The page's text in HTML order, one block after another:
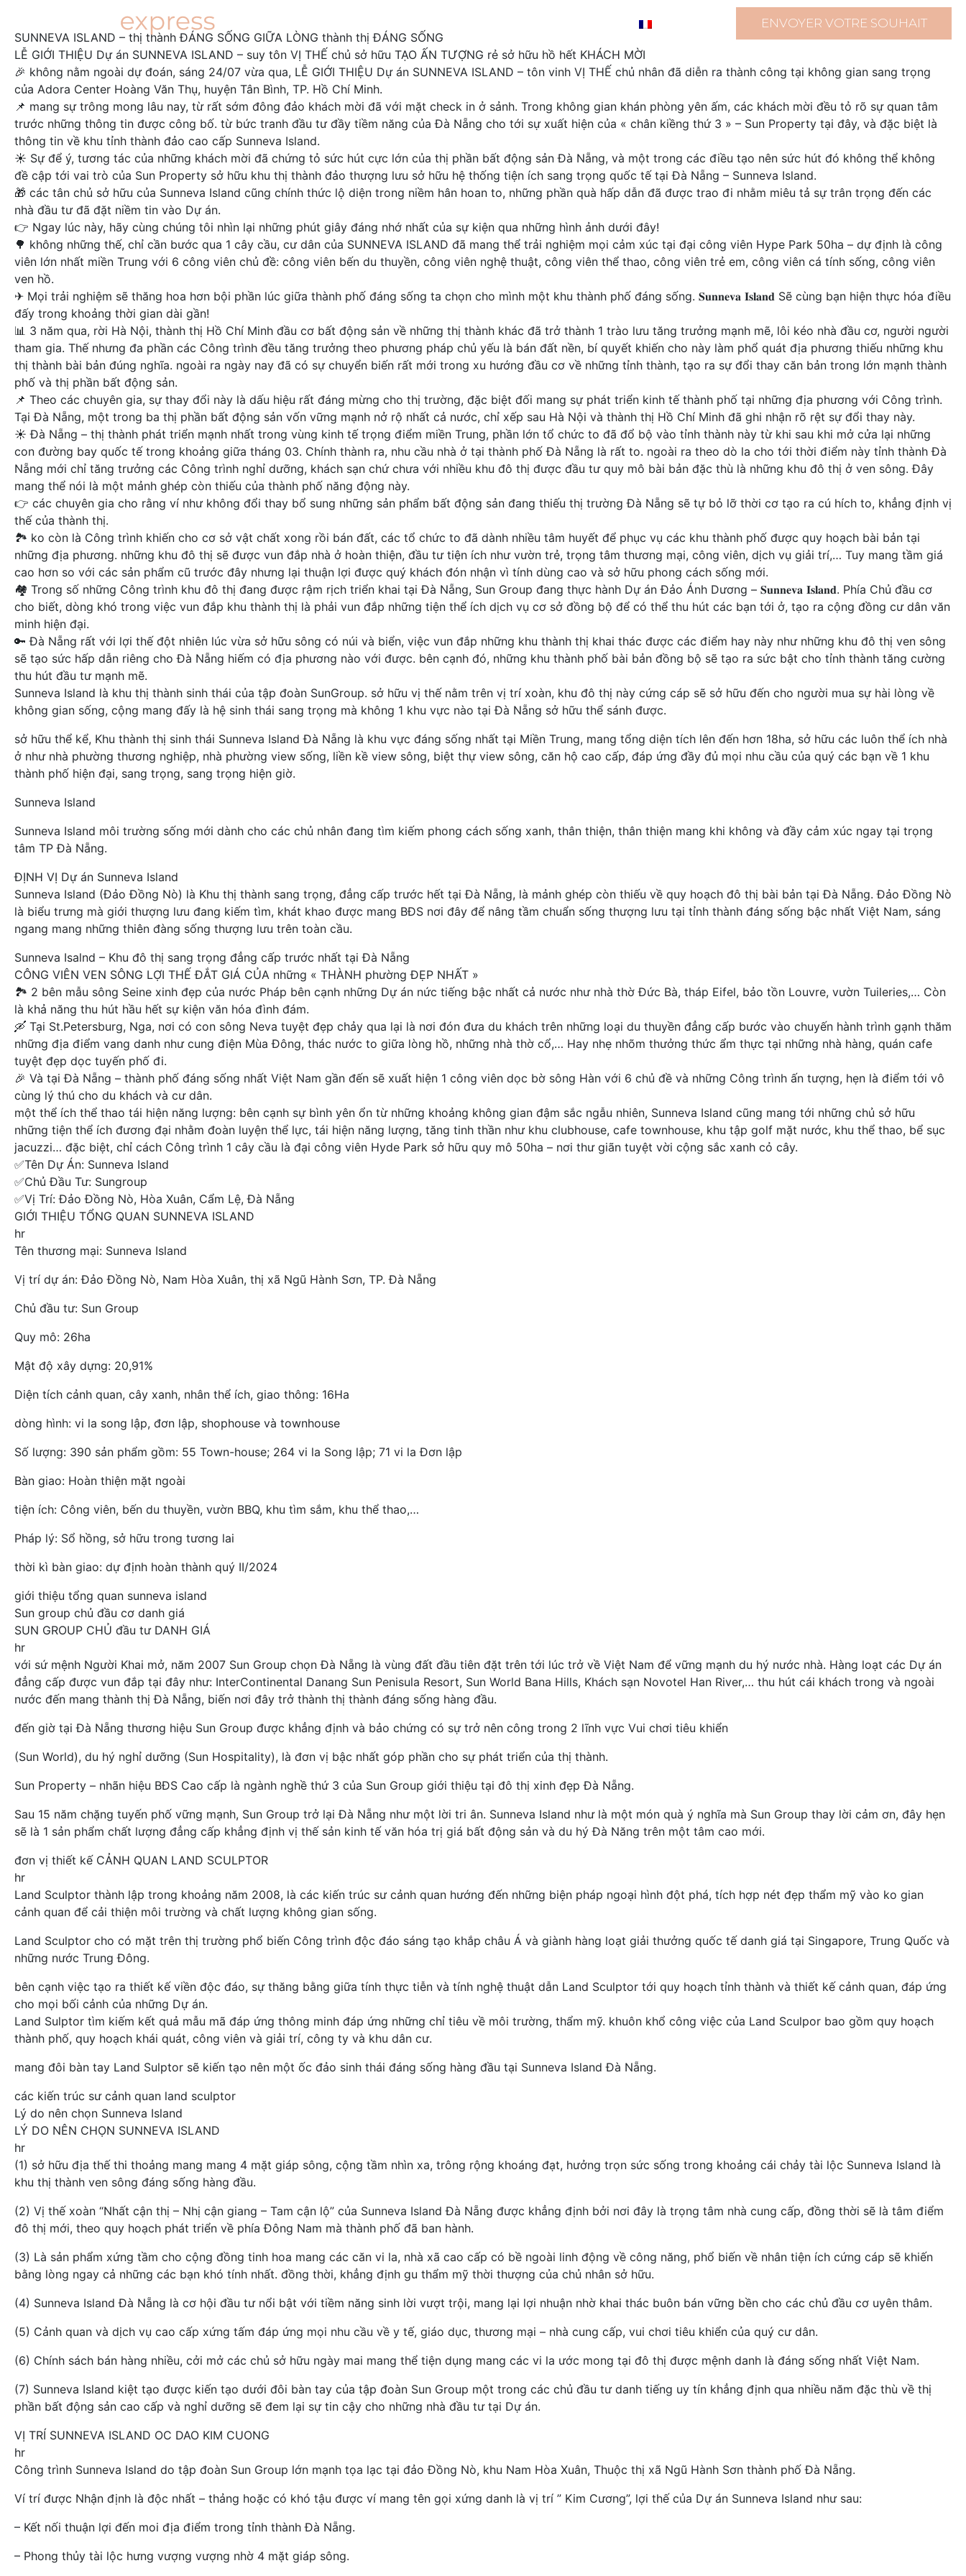
ENVOYER VOTRE SOUHAIT
SUNNEVA ISLAND – thị thành ĐÁNG SỐNG GIỮA LÒNG thành thị ĐÁNG SỐNG
LỄ GIỚI THIỆU Dự án SUNNEVA ISLAND – suy tôn VỊ THẾ chủ sở hữu TẠO ẤN TƯỢNG rẻ sở hữu hồ hết KHÁCH MỜI
️🎉 không nằm ngoài dự đoán, sáng 24/07 vừa qua, LỄ GIỚI THIỆU Dự án SUNNEVA ISLAND – tôn vinh VỊ THẾ chủ nhân đã diễn ra thành công tại không gian sang trọng
của Adora Center Hoàng Văn Thụ, huyện Tân Bình, TP. Hồ Chí Minh.
📌 mang sự trông mong lâu nay, từ rất sớm đông đảo khách mời đã với mặt check in ở sảnh. Trong không gian khán phòng yên ấm, các khách mời đều tỏ rõ sự quan tâm
trước những thông tin được công bố. từ bức tranh đầu tư đầy tiềm năng của Đà Nẵng cho tới sự xuất hiện của « chân kiềng thứ 3 » – Sun Property tại đây, và đặc biệt là
thông tin về khu tỉnh thành đảo cao cấp Sunneva Island.
☀️ Sự để ý, tương tác của những khách mời đã chứng tỏ sức hút cực lớn của thị phần bất động sản Đà Nẵng, và một trong các điều tạo nên sức hút đó không thể không
đề cập tới vai trò của Sun Property sở hữu khu thị thành đảo thượng lưu sở hữu hệ thống tiện ích sang trọng quốc tế tại Đà Nẵng – Sunneva Island.
🎁 các tân chủ sở hữu của Sunneva Island cũng chính thức lộ diện trong niềm hân hoan to, những phần quà hấp dẫn đã được trao đi nhằm miêu tả sự trân trọng đến các
nhà đầu tư đã đặt niềm tin vào Dự án.
👉 Ngay lúc này, hãy cùng chúng tôi nhìn lại những phút giây đáng nhớ nhất của sự kiện qua những hình ảnh dưới đây!
🌳 không những thế, chỉ cần bước qua 1 cây cầu, cư dân của SUNNEVA ISLAND đã mang thể trải nghiệm mọi cảm xúc tại đại công viên Hype Park 50ha – dự định là công
viên lớn nhất miền Trung với 6 công viên chủ đề: công viên bến du thuyền, công viên nghệ thuật, công viên thể thao, công viên trẻ em, công viên cá tính sống, công viên
ven hồ.
✈ Mọi trải nghiệm sẽ thăng hoa hơn bội phần lúc giữa thành phố đáng sống ta chọn cho mình một khu thành phố đáng sống. 𝐒𝐮𝐧𝐧𝐞𝐯𝐚 𝐈𝐬𝐥𝐚𝐧𝐝 Sẽ cùng bạn hiện thực hóa điều
đấy trong khoảng thời gian dài gần!
📊 3 năm qua, rời Hà Nội, thành thị Hồ Chí Minh đầu cơ bất động sản về những thị thành khác đã trở thành 1 trào lưu tăng trưởng mạnh mẽ, lôi kéo nhà đầu cơ, người người
tham gia. Thế nhưng đa phần các Công trình đều tăng trưởng theo phương pháp chủ yếu là bán đất nền, bí quyết khiến cho này làm phổ quát địa phương thiếu những khu
thị thành bài bản đúng nghĩa. ngoài ra ngày nay đã có sự chuyển biến rất mới trong xu hướng đầu cơ về những tỉnh thành, tạo ra sự đổi thay căn bản trong lớn mạnh thành
phố và thị phần bất động sản.
📌 Theo các chuyên gia, sự thay đổi này là dấu hiệu rất đáng mừng cho thị trường, đặc biệt đối mang sự phát triển kinh tế thành phố tại những địa phương với Công trình.
Tại Đà Nẵng, một trong ba thị phần bất động sản vốn vững mạnh nở rộ nhất cả nước, chỉ xếp sau Hà Nội và thành thị Hồ Chí Minh đã ghi nhận rõ rệt sự đổi thay này.
☀️ Đà Nẵng – thị thành phát triển mạnh nhất trong vùng kinh tế trọng điểm miền Trung, phần lớn tổ chức to đã đổ bộ vào tỉnh thành này từ khi sau khi mở cửa lại những
con đường bay quốc tế trong khoảng giữa tháng 03. Chính thành ra, nhu cầu nhà ở tại thành phố Đà Nẵng là rất to. ngoài ra theo dò la cho tới thời điểm này tỉnh thành Đà
Nẵng mới chỉ tăng trưởng các Công trình nghỉ dưỡng, khách sạn chứ chưa với nhiều khu đô thị được đầu tư quy mô bài bản đặc thù là những khu đô thị ở ven sông. Đây
mang thể nói là một mảnh ghép còn thiếu của thành phố năng động này.
👉 các chuyên gia cho rằng ví như không đổi thay bổ sung những sản phẩm bất động sản đang thiếu thị trường Đà Nẵng sẽ tự bỏ lỡ thời cơ tạo ra cú hích to, khẳng định vị
thế của thành thị.
🏞 ko còn là Công trình khiến cho cơ sở vật chất xong rồi bán đất, các tổ chức to đã dành nhiều tâm huyết để phục vụ các khu thành phố được quy hoạch bài bản tại
những địa phương. những khu đô thị sẽ được vun đắp nhà ở hoàn thiện, đầu tư tiện ích như vườn trẻ, trọng tâm thương mại, công viên, dịch vụ giải trí,… Tuy mang tầm giá
cao hơn so với các sản phẩm cũ trước đây nhưng lại thuận lợi được quý khách đón nhận vì tính dùng cao và sở hữu phong cách sống mới.
🏘 Trong số những Công trình khu đô thị đang được rậm rịch triển khai tại Đà Nẵng, Sun Group đang thực hành Dự án Đảo Ánh Dương – 𝐒𝐮𝐧𝐧𝐞𝐯𝐚 𝐈𝐬𝐥𝐚𝐧𝐝. Phía Chủ đầu cơ
cho biết, dòng khó trong việc vun đắp khu thành thị là phải vun đắp những tiện thể ích dịch vụ cơ sở đồng bộ để có thể thu hút các bạn tới ở, tạo ra cộng đồng cư dân văn
minh hiện đại.
🔑 Đà Nẵng rất với lợi thế đột nhiên lúc vừa sở hữu sông có núi và biển, việc vun đắp những khu thành thị khai thác được các điểm hay này như những khu đô thị ven sông
sẽ tạo sức hấp dẫn riêng cho Đà Nẵng hiếm có địa phương nào với được. bên cạnh đó, những khu thành phố bài bản đồng bộ sẽ tạo ra sức bật cho tỉnh thành tăng cường
thu hút đầu tư mạnh mẽ.
Sunneva Island là khu thị thành sinh thái của tập đoàn SunGroup. sở hữu vị thế nằm trên vị trí xoàn, khu đô thị này cứng cáp sẽ sở hữu đến cho người mua sự hài lòng về
không gian sống, cộng mang đấy là hệ sinh thái sang trọng mà không 1 khu vực nào tại Đà Nẵng sở hữu thể sánh được.
sở hữu thể kể, Khu thành thị sinh thái Sunneva Island Đà Nẵng là khu vực đáng sống nhất tại Miền Trung, mang tổng diện tích lên đến hơn 18ha, sở hữu các luôn thể ích nhà
ở như nhà phường thương nghiệp, nhà phường view sống, liền kề view sông, biệt thự view sông, căn hộ cao cấp, đáp ứng đầy đủ mọi nhu cầu của quý các bạn về 1 khu
thành phố hiện đại, sang trọng, sang trọng hiện giờ.
Sunneva Island
Sunneva Island môi trường sống mới dành cho các chủ nhân đang tìm kiếm phong cách sống xanh, thân thiện, thân thiện mang khi không và đầy cảm xúc ngay tại trọng
tâm TP Đà Nẵng.
ĐỊNH VỊ Dự án Sunneva Island
Sunneva Island (Đảo Đồng Nò) là Khu thị thành sang trọng, đẳng cấp trước hết tại Đà Nẵng, là mảnh ghép còn thiếu về quy hoạch đô thị bài bản tại Đà Nẵng. Đảo Đồng Nò
là biểu trưng mà giới thượng lưu đang kiếm tìm, khát khao được mang BĐS nơi đây để nâng tầm chuẩn sống thượng lưu tại tỉnh thành đáng sống bậc nhất Việt Nam, sáng
ngang mang những thiên đàng sống thượng lưu trên toàn cầu.
Sunneva Isalnd – Khu đô thị sang trọng đẳng cấp trước nhất tại Đà Nẵng
CÔNG VIÊN VEN SÔNG LỢI THẾ ĐẮT GIÁ CỦA những « THÀNH phường ĐẸP NHẤT »
🏞 2 bên mẫu sông Seine xinh đẹp của nước Pháp bên cạnh những Dự án nức tiếng bậc nhất cả nước như nhà thờ Đức Bà, tháp Eifel, bảo tồn Louvre, vườn Tuileries,… Còn
là khả năng thu hút hầu hết sự kiện văn hóa đình đám.
🛶 Tại St.Petersburg, Nga, nơi có con sông Neva tuyệt đẹp chảy qua lại là nơi đón đưa du khách trên những loại du thuyền đẳng cấp bước vào chuyến hành trình gạnh thăm
những địa điểm vang danh như cung điện Mùa Đông, thác nước to giữa lòng hồ, những nhà thờ cổ,… Hay nhẹ nhõm thưởng thức ẩm thực tại những nhà hàng, quán cafe
tuyệt đẹp dọc tuyến phố đi.
️🎉 Và tại Đà Nẵng – thành phố đáng sống nhất Việt Nam gần đến sẽ xuất hiện 1 công viên dọc bờ sông Hàn với 6 chủ đề và những Công trình ấn tượng, hẹn là điểm tới vô
cùng lý thú cho du khách và cư dân.
một thể ích thể thao tái hiện năng lượng: bên cạnh sự bình yên ổn từ những khoảng không gian đậm sắc ngẫu nhiên, Sunneva Island cũng mang tới những chủ sở hữu
những tiện thể ích đương đại nhằm đoàn luyện thể lực, tái hiện năng lượng, tăng tinh thần như khu clubhouse, cafe townhouse, khu tập golf mặt nước, khu thể thao, bể sục
jacuzzi… đặc biệt, chỉ cách Công trình 1 cây cầu là đại công viên Hyde Park sở hữu quy mô 50ha – nơi thư giãn tuyệt vời cộng sắc xanh cỏ cây.
✅Tên Dự Án: Sunneva Island
✅Chủ Đầu Tư: Sungroup
✅Vị Trí: Đảo Đồng Nò, Hòa Xuân, Cẩm Lệ, Đà Nẵng
GIỚI THIỆU TỔNG QUAN SUNNEVA ISLAND
hr
Tên thương mại: Sunneva Island
Vị trí dự án: Đảo Đồng Nò, Nam Hòa Xuân, thị xã Ngũ Hành Sơn, TP. Đà Nẵng
Chủ đầu tư: Sun Group
Quy mô: 26ha
Mật độ xây dựng: 20,91%
Diện tích cảnh quan, cây xanh, nhân thể ích, giao thông: 16Ha
dòng hình: vi la song lập, đơn lập, shophouse và townhouse
Số lượng: 390 sản phẩm gồm: 55 Town-house; 264 vi la Song lập; 71 vi la Đơn lập
Bàn giao: Hoàn thiện mặt ngoài
tiện ích: Công viên, bến du thuyền, vườn BBQ, khu tìm sắm, khu thể thao,…
Pháp lý: Sổ hồng, sở hữu trong tương lai
thời kì bàn giao: dự định hoàn thành quý II/2024
giới thiệu tổng quan sunneva island
Sun group chủ đầu cơ danh giá
SUN GROUP CHỦ đầu tư DANH GIÁ
hr
với sứ mệnh Người Khai mở, năm 2007 Sun Group chọn Đà Nẵng là vùng đất đầu tiên đặt trên tới lúc trở về Việt Nam để vững mạnh du hý nước nhà. Hàng loạt các Dự án
đẳng cấp được vun đắp tại đây như: InterContinental Danang Sun Penisula Resort, Sun World Bana Hills, Khách sạn Novotel Han River,… thu hút cái khách trong và ngoài
nước đến mang thành thị Đà Nẵng, biến nơi đây trở thành thị thành đáng sống hàng đầu.
đến giờ tại Đà Nẵng thương hiệu Sun Group được khẳng định và bảo chứng có sự trở nên công trong 2 lĩnh vực Vui chơi tiêu khiển
(Sun World), du hý nghỉ dưỡng (Sun Hospitality), là đơn vị bậc nhất góp phần cho sự phát triển của thị thành.
Sun Property – nhãn hiệu BĐS Cao cấp là ngành nghề thứ 3 của Sun Group giới thiệu tại đô thị xinh đẹp Đà Nẵng.
Sau 15 năm chặng tuyến phố vững mạnh, Sun Group trở lại Đà Nẵng như một lời tri ân. Sunneva Island như là một món quà ý nghĩa mà Sun Group thay lời cảm ơn, đây hẹn
sẽ là 1 sản phẩm chất lượng đẳng cấp khẳng định vị thế sản kinh tế văn hóa trị giá bất động sản và du hý Đà Năng trên một tâm cao mới.
đơn vị thiết kế CẢNH QUAN LAND SCULPTOR
hr
Land Sculptor thành lập trong khoảng năm 2008, là các kiến trúc sư cảnh quan hướng đến những biện pháp ngoại hình đột phá, tích hợp nét đẹp thẩm mỹ vào ko gian
cảnh quan để cải thiện môi trường và chất lượng không gian sống.
Land Sculptor cho có mặt trên thị trường phổ biến Công trình độc đáo sáng tạo khắp châu Á và giành hàng loạt giải thưởng quốc tế danh giá tại Singapore, Trung Quốc và
những nước Trung Đông.
bên cạnh việc tạo ra thiết kế viền độc đáo, sự thăng bằng giữa tính thực tiễn và tính nghệ thuật dẫn Land Sculptor tới quy hoạch tỉnh thành và thiết kế cảnh quan, đáp ứng
cho mọi bối cảnh của những Dự án.
Land Sulptor tìm kiếm kết quả mẫu mã đáp ứng thông minh đáp ứng những chỉ tiêu về môi trường, thẩm mỹ. khuôn khổ công việc của Land Sculpor bao gồm quy hoạch
thành phố, quy hoạch khái quát, công viên và giải trí, công ty và khu dân cư.
mang đôi bàn tay Land Sulptor sẽ kiến tạo nên một ốc đảo sinh thái đáng sống hàng đầu tại Sunneva Island Đà Nẵng.
các kiến trúc sư cảnh quan land sculptor
Lý do nên chọn Sunneva Island
LÝ DO NÊN CHỌN SUNNEVA ISLAND
hr
(1) sở hữu địa thế thi thoảng mang mang 4 mặt giáp sông, cộng tầm nhìn xa, trông rộng khoáng đạt, hưởng trọn sức sống trong khoảng cái chảy tài lộc Sunneva Island là
khu thị thành ven sông đáng sống hàng đầu.
(2) Vị thế xoàn “Nhất cận thị – Nhị cận giang – Tam cận lộ” của Sunneva Island Đà Nẵng được khẳng định bởi nơi đây là trọng tâm nhà cung cấp, đồng thời sẽ là tâm điểm
đô thị mới, theo quy hoạch phát triển về phía Đông Nam mà thành phố đã ban hành.
(3) Là sản phẩm xứng tầm cho cộng đồng tinh hoa mang các căn vi la, nhà xã cao cấp có bề ngoài linh động về công năng, phổ biến về nhân tiện ích cứng cáp sẽ khiến
bằng lòng ngay cả những các bạn khó tính nhất. đồng thời, khẳng định gu thẩm mỹ thời thượng của chủ nhân sở hữu.
(4) Sunneva Island Đà Nẵng là cơ hội đầu tư nổi bật với tiềm năng sinh lời vượt trội, mang lại lợi nhuận nhờ khai thác buôn bán vững bền cho các chủ đầu cơ uyên thâm.
(5) Cảnh quan và dịch vụ cao cấp xứng tấm đáp ứng mọi nhu cầu về y tế, giáo dục, thương mại – nhà cung cấp, vui chơi tiêu khiển của quý cư dân.
(6) Chính sách bán hàng nhiều, cởi mở các chủ sở hữu ngày mai mang thể tiện dụng mang các vi la ước mong tại đô thị được mệnh danh là đáng sống nhất Việt Nam.
(7) Sunneva Island kiệt tạo được kiến tạo dưới đôi bàn tay của tập đoàn Sun Group một trong các chủ đầu tư danh tiếng uy tín khẳng định qua nhiều năm đặc thù về thị
phần bất động sản cao cấp và nghỉ dưỡng sẽ đem lại sự tin cậy cho những nhà đầu tư tại Dự án.
VỊ TRÍ SUNNEVA ISLAND OC DAO KIM CUONG
hr
Công trình Sunneva Island do tập đoàn Sun Group lớn mạnh tọa lạc tại đảo Đồng Nò, khu Nam Hòa Xuân, Thuộc thị xã Ngũ Hành Sơn thành phố Đà Nẵng.
Ví trí được Nhận định là độc nhất – thảng hoặc có khó tậu được ví mang tên gọi xứng danh là vị trí ” Kim Cương”, lợi thế của Dự án Sunneva Island như sau:
– Kết nối thuận lợi đến moi địa điểm trong tỉnh thành Đà Nẵng.
– Phong thủy tài lộc hưng vượng vượng nhờ 4 mặt giáp sông.